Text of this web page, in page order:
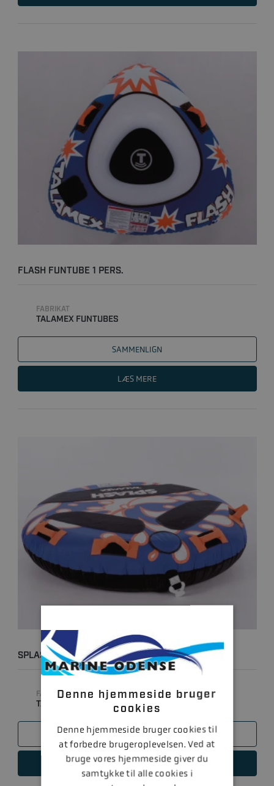
FLASH FUNTUBE 1 PERS.
FABRIKAT
TALAMEX FUNTUBES
SAMMENLIGN
LÆS MERE
SPLASH FUNTUBE 1 PERS.
FABRIKAT
TALAMEX FUNTUBES
SAMMENLIGN
LÆS MERE
Denne hjemmeside bruger
cookies
Denne hjemmeside bruger cookies til
at forbedre brugeroplevelsen. Ved at
bruge vores hjemmeside giver du
samtykke til alle cookies i